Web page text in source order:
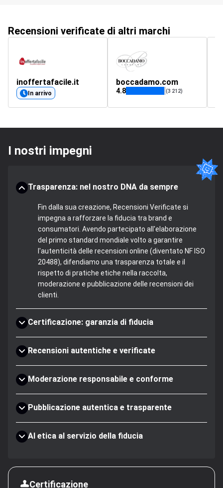
Recensioni verificate di altri marchi
inoffertafacile.it
In arrivo
boccadamo.com
4.8 (3 212)
I nostri impegni
Trasparenza: nel nostro DNA da sempre
Fin dalla sua creazione, Recensioni Verificate si
impegna a rafforzare la fiducia tra brand e
consumatori. Avendo partecipato all'elaborazione
del primo standard mondiale volto a garantire
l'autenticità delle recensioni online (diventato NF ISO
20488), difendiamo una trasparenza totale e il
rispetto di pratiche etiche nella raccolta,
moderazione e pubblicazione delle recensioni dei
clienti.
Certificazione: garanzia di fiducia
Recensioni autentiche e verificate
Moderazione responsabile e conforme
Pubblicazione autentica e trasparente
AI etica al servizio della fiducia
Certificazione